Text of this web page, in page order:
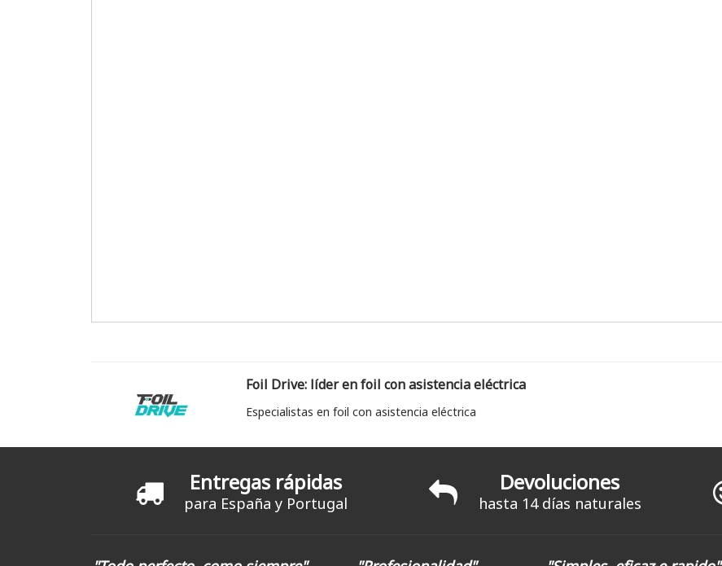
Foil Drive: líder en foil con asistencia eléctrica
Especialistas en foil con asistencia eléctrica
Entregas rápidas
para España y Portugal
Devoluciones
hasta 14 días naturales